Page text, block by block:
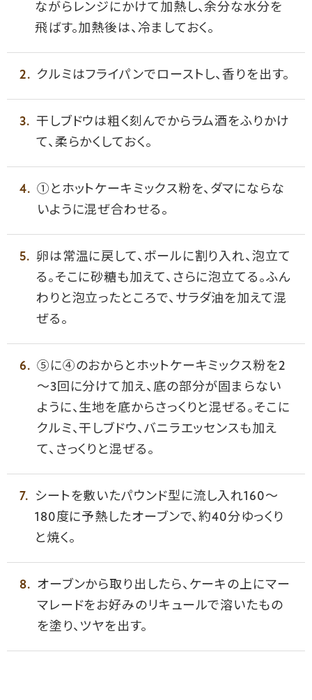
ながらレンジにかけて加熱し、余分な水分を
飛ばす。加熱後は、冷ましておく。
クルミはフライパンでローストし、香りを出す。
干しブドウは粗く刻んでからラム酒をふりかけ
て、柔らかくしておく。
①とホットケーキミックス粉を、ダマにならな
いように混ぜ合わせる。
卵は常温に戻して、ボールに割り入れ、泡立て
る。そこに砂糖も加えて、さらに泡立てる。ふん
わりと泡立ったところで、サラダ油を加えて混
ぜる。
⑤に④のおからとホットケーキミックス粉を2
～3回に分けて加え、底の部分が固まらない
ように、生地を底からさっくりと混ぜる。そこに
クルミ、干しブドウ、バニラエッセンスも加え
て、さっくりと混ぜる。
シートを敷いたパウンド型に流し入れ160～
180度に予熱したオーブンで、約40分ゆっくり
と焼く。
オーブンから取り出したら、ケーキの上にマー
マレードをお好みのリキュールで溶いたもの
を塗り、ツヤを出す。